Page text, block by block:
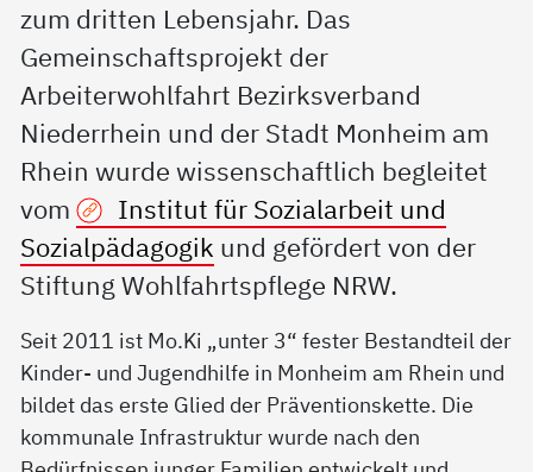
zum dritten Lebensjahr. Das
Gemeinschaftsprojekt der
Arbeiterwohlfahrt Bezirksverband
Niederrhein und der Stadt Monheim am
Rhein wurde wissenschaftlich begleitet
vom
Institut für Sozialarbeit und
Sozialpädagogik und gefördert von der
Stiftung Wohlfahrtspflege NRW.
Seit 2011 ist Mo.Ki „unter 3“ fester Bestandteil der
Kinder- und Jugendhilfe in Monheim am Rhein und
bildet das erste Glied der Präventionskette. Die
kommunale Infrastruktur wurde nach den